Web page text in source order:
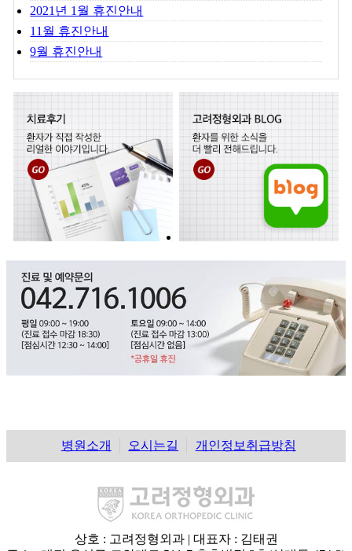
2021년 1월 휴진안내
11월 휴진안내
9월 휴진안내
병원소개 오시는길 개인정보취급방침
상호 : 고려정형외과 | 대표자 : 김태권